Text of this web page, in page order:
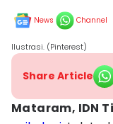
News Channel
Ilustrasi. (Pinterest)
Share Article
Mataram, IDN